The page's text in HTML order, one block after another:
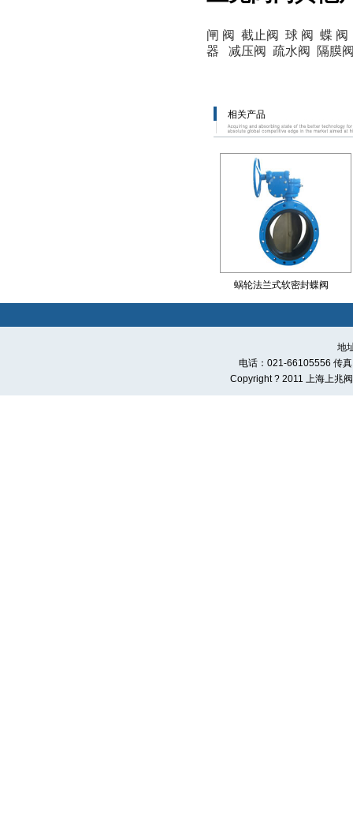
闸 阀 截止阀 球 阀 蝶 阀
器
减压阀 疏水阀 隔膜
相关产品
蜗轮法兰式软密封蝶阀
地
电话：021-66105556 传
Copyright ? 2011 上海上兆